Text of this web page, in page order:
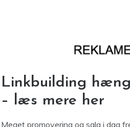
Linkbuilding
– læs mere her
Meget promovering og salg i dag